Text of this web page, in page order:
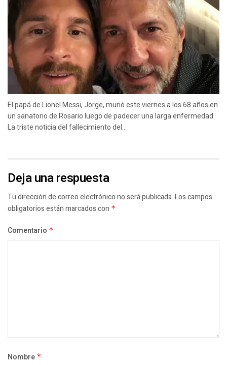
El papá de Lionel Messi, Jorge, murió este viernes a los 68 años en
un sanatorio de Rosario luego de padecer una larga enfermedad.
La triste noticia del fallecimiento del...
Deja una respuesta
Tu dirección de correo electrónico no será publicada.Los campos
obligatorios están marcados con *
Comentario *
Nombre *